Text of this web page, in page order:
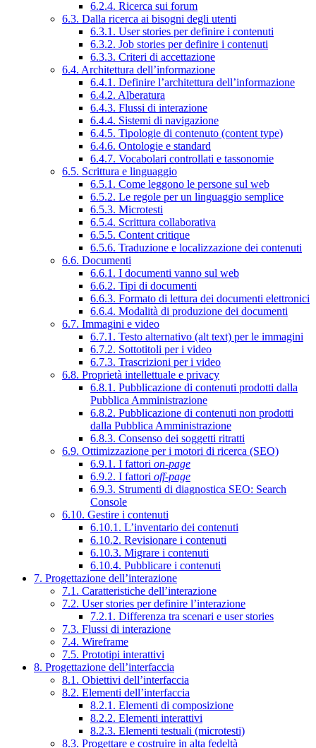
6.2.4. Ricerca sui forum
6.3. Dalla ricerca ai bisogni degli utenti
6.3.1. User stories per definire i contenuti
6.3.2. Job stories per definire i contenuti
6.3.3. Criteri di accettazione
6.4. Architettura dell’informazione
6.4.1. Definire l’architettura dell’informazione
6.4.2. Alberatura
6.4.3. Flussi di interazione
6.4.4. Sistemi di navigazione
6.4.5. Tipologie di contenuto (content type)
6.4.6. Ontologie e standard
6.4.7. Vocabolari controllati e tassonomie
6.5. Scrittura e linguaggio
6.5.1. Come leggono le persone sul web
6.5.2. Le regole per un linguaggio semplice
6.5.3. Microtesti
6.5.4. Scrittura collaborativa
6.5.5. Content critique
6.5.6. Traduzione e localizzazione dei contenuti
6.6. Documenti
6.6.1. I documenti vanno sul web
6.6.2. Tipi di documenti
6.6.3. Formato di lettura dei documenti elettronici
6.6.4. Modalità di produzione dei documenti
6.7. Immagini e video
6.7.1. Testo alternativo (alt text) per le immagini
6.7.2. Sottotitoli per i video
6.7.3. Trascrizioni per i video
6.8. Proprietà intellettuale e privacy
6.8.1. Pubblicazione di contenuti prodotti dalla
Pubblica Amministrazione
6.8.2. Pubblicazione di contenuti non prodotti
dalla Pubblica Amministrazione
6.8.3. Consenso dei soggetti ritratti
6.9. Ottimizzazione per i motori di ricerca (SEO)
6.9.1. I fattori on-page
6.9.2. I fattori off-page
6.9.3. Strumenti di diagnostica SEO: Search
Console
6.10. Gestire i contenuti
6.10.1. L’inventario dei contenuti
6.10.2. Revisionare i contenuti
6.10.3. Migrare i contenuti
6.10.4. Pubblicare i contenuti
7. Progettazione dell’interazione
7.1. Caratteristiche dell’interazione
7.2. User stories per definire l’interazione
7.2.1. Differenza tra scenari e user stories
7.3. Flussi di interazione
7.4. Wireframe
7.5. Prototipi interattivi
8. Progettazione dell’interfaccia
8.1. Obiettivi dell’interfaccia
8.2. Elementi dell’interfaccia
8.2.1. Elementi di composizione
8.2.2. Elementi interattivi
8.2.3. Elementi testuali (microtesti)
8.3. Progettare e costruire in alta fedeltà